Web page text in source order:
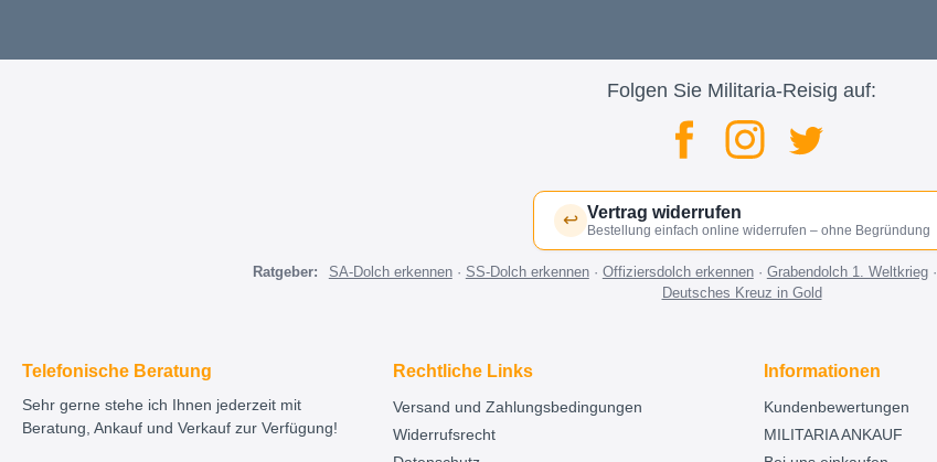
Folgen Sie Militaria-Reisig auf:
↩ Vertrag widerrufen
Bestellung einfach online widerrufen – ohne Begründung
Ratgeber: SA-Dolch erkennen· SS-Dolch erkennen· Offiziersdolch erkennen· Grabendolch 1. Weltkrieg·
Deutsches Kreuz in Gold
Telefonische Beratung
Sehr gerne stehe ich Ihnen jederzeit mit
Beratung, Ankauf und Verkauf zur Verfügung!
Rechtliche Links
Versand und Zahlungsbedingungen
Widerrufsrecht
Informationen
Kundenbewertungen
MILITARIA ANKAUF